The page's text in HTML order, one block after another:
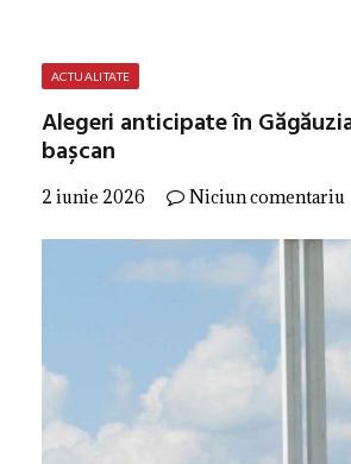
ACTUALITATE
Alegeri anticipate în
bașcan
2 iunie 2026 Niciun comentariu